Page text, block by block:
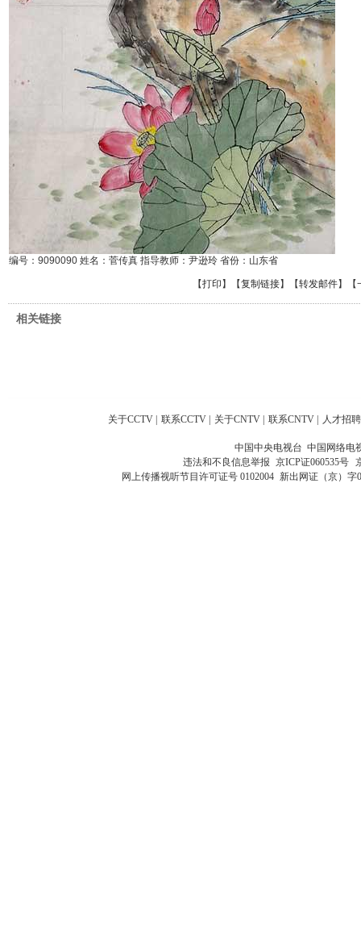
编号：9090090 姓名：菅传真 指导教师：尹逊玲 省份：山东省
【打印 】【复制链接】【转发邮件】
相关链接
关于CCTV 联系CCTV 关于CNTV 联系CNTV 人才招聘
中国中央电视台 中国网络电
违法和不良信息举报 京ICP证060535号
网上传播视听节目许可证号 0102004 新出网证（京）